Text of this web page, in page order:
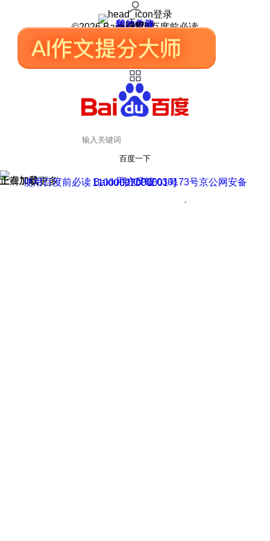
登录
我的关注
我的收藏
皮肤中心
用户反馈
设置
©2026 Baidu 使用百度前必读
百度一下
正在加载
上滑加载更多 用户反馈
使用百度前必读 Baidu 京ICP证030173号
京公网安备11000002000001号